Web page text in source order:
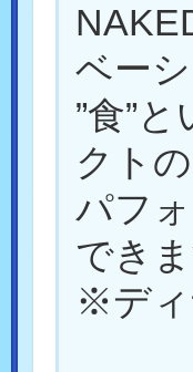
ベーシ
”食”
クト
パフ
できま
※ディ